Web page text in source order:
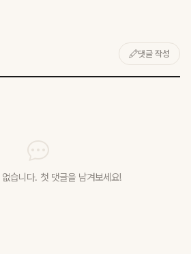
댓글 작성
습니다. 첫 댓글을 남겨보세요!